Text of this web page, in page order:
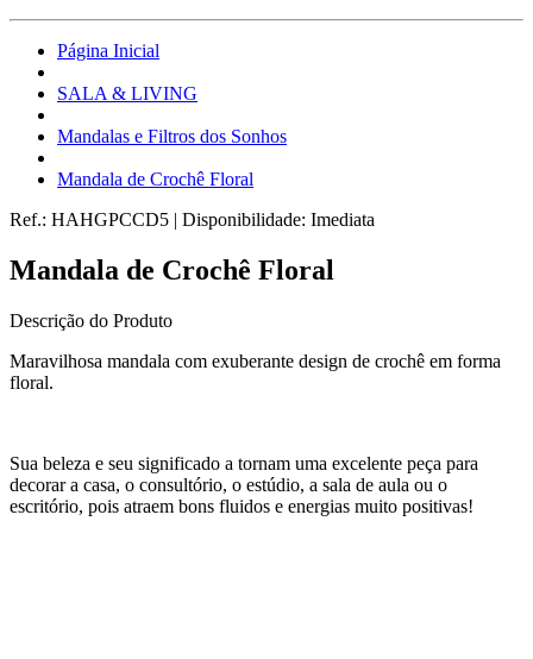
Página Inicial
SALA & LIVING
Mandalas e Filtros dos Sonhos
Mandala de Crochê Floral
Ref.: HAHGPCCD5 | Disponibilidade: Imediata
Mandala de Crochê Floral
Descrição do Produto
Maravilhosa mandala com exuberante design de crochê em forma
floral.
Sua beleza e seu significado a tornam uma excelente peça para
decorar a casa, o consultório, o estúdio, a sala de aula ou o
escritório, pois atraem bons fluidos e energias muito positivas!